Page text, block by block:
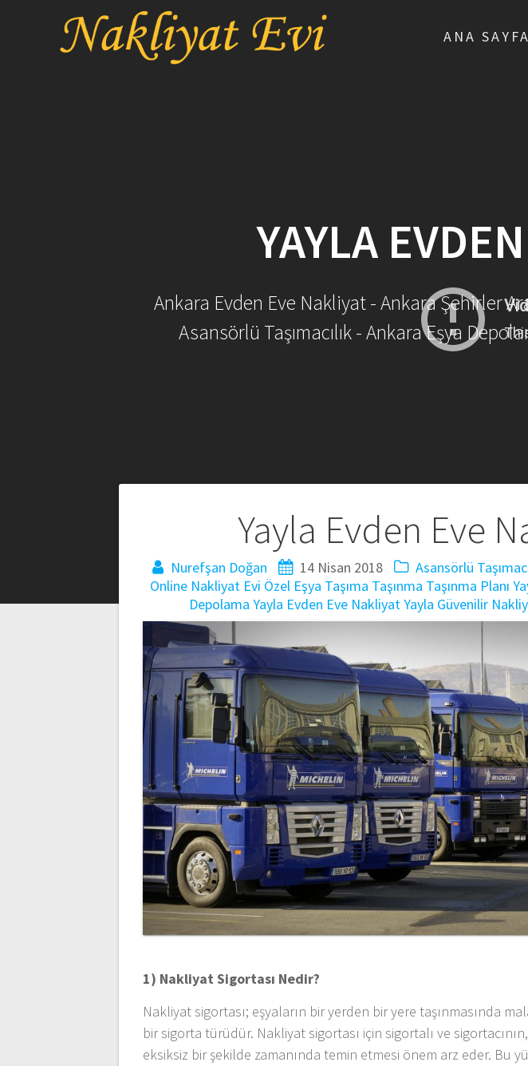
ANA SAYFA
YAYLA
Ankara Evden Eve Nakliyat - Ankara Şehirler
Asansörlü Taşımacılık - Ankara Eşya
Yayla Evden Eve
Nurefşan Doğan 14 Nisan 2018 Asansörlü
Online Nakliyat Evi Özel Eşya Taşıma Taşınma Taşınma Planı
Depolama Yayla Evden Eve NakliyatYayla Güvenilir
1) Nakliyat Sigortası Nedir?
Nakliyat sigortası; eşyaların bir yerden bir yere taşınmasında
bir sigorta türüdür. Nakliyat sigortası için sigortalı ve
eksiksiz bir şekilde zamanında temin etmesi önem arz eder. Bu
gezinmesi